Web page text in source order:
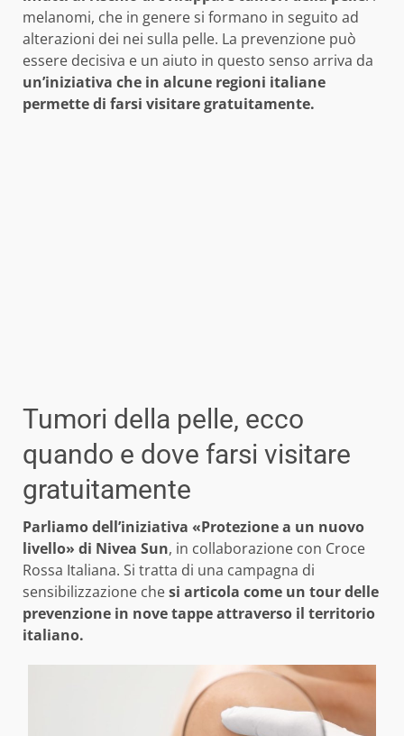
melanomi, che in genere si formano in seguito ad
alterazioni dei nei sulla pelle. La prevenzione può
essere decisiva e un aiuto in questo senso arriva da
un’iniziativa che in alcune regioni italiane
permette di farsi visitare gratuitamente.
Tumori della pelle, ecco
quando e dove farsi visitare
gratuitamente
Parliamo dell’iniziativa «Protezione a un nuovo
livello» di Nivea Sun, in collaborazione con Croce
Rossa Italiana. Si tratta di una campagna di
sensibilizzazione chesi articola come un tour delle
prevenzione in nove tappe attraverso il territorio
italiano.